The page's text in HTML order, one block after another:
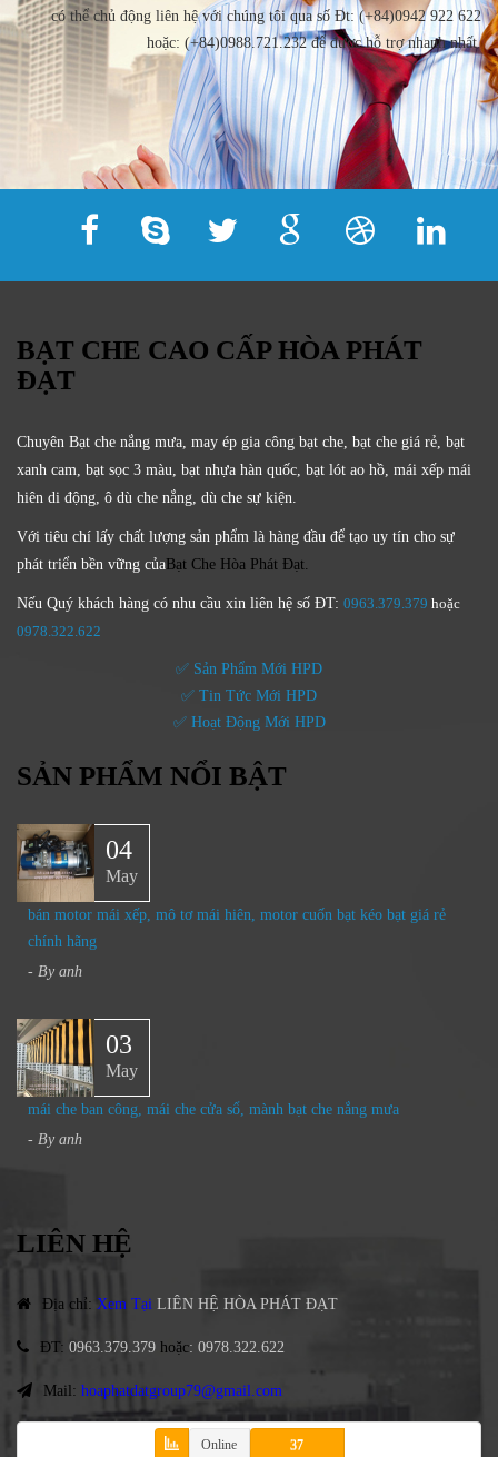
có thể chủ động liên hệ với chúng tôi qua số Đt: (+84)0942 922 622
hoặc: (+84)0988.721.232 để được hỗ trợ nhanh nhất.
BẠT CHE CAO CẤP HÒA PHÁT
ĐẠT
Chuyên Bạt che nắng mưa, may ép gia công bạt che, bạt che giá rẻ, bạt
xanh cam, bạt sọc 3 màu, bạt nhựa hàn quốc, bạt lót ao hồ, mái xếp mái
hiên di động, ô dù che nắng, dù che sự kiện.
Với tiêu chí lấy chất lượng sản phẩm là hàng đầu để tạo uy tín cho sự
phát triển bền vững củaBạt Che Hòa Phát Đạt.
Nếu Quý khách hàng có nhu cầu xin liên hệ số ĐT: 0963.379.379 hoặc
0978.322.622
✅ Sản Phẩm Mới HPD
✅ Tin Tức Mới HPD
✅ Hoạt Động Mới HPD
SẢN PHẨM NỔI BẬT
04
May
bán motor mái xếp, mô tơ mái hiên, motor cuốn bạt kéo bạt giá rẻ
chính hãng
- By anh
03
May
mái che ban công, mái che cửa sổ, mành bạt che nắng mưa
- By anh
LIÊN HỆ
Địa chỉ: Xem Tại LIÊN HỆ HÒA PHÁT ĐẠT
ĐT: 0963.379.379 hoặc: 0978.322.622
Mail: hoaphatdatgroup79@gmail.com
Online 37